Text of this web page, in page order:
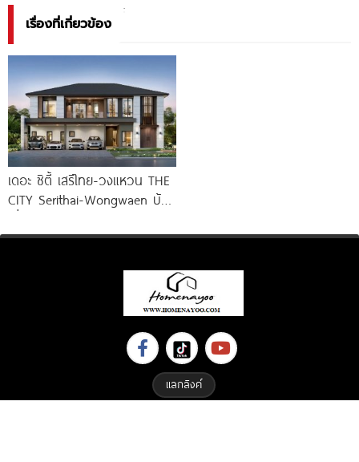
เรื่องที่เกี่ยวข้อง
เดอะ ซิตี้ เสรีไทย-วงแหวน THE
CITY Serithai-Wongwaen บ้าน
แลกลิงค์